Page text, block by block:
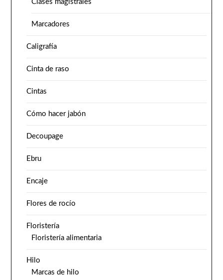
Clases magistrales
Marcadores
Caligrafía
Cinta de raso
Cintas
Cómo hacer jabón
Decoupage
Ebru
Encaje
Flores de rocío
Floristería
Floristería alimentaria
Hilo
Marcas de hilo